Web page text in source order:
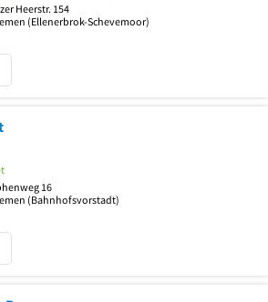
Heerstr. 154
(Ellenerbrok-Schevemoor)
16
(Bahnhofsvorstadt)